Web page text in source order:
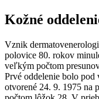
Kožné
Vznik
polovice 80. rokov
veľkým počtom
Prvé oddelenie bolo pod
otvorené 24. 9. 1975 na